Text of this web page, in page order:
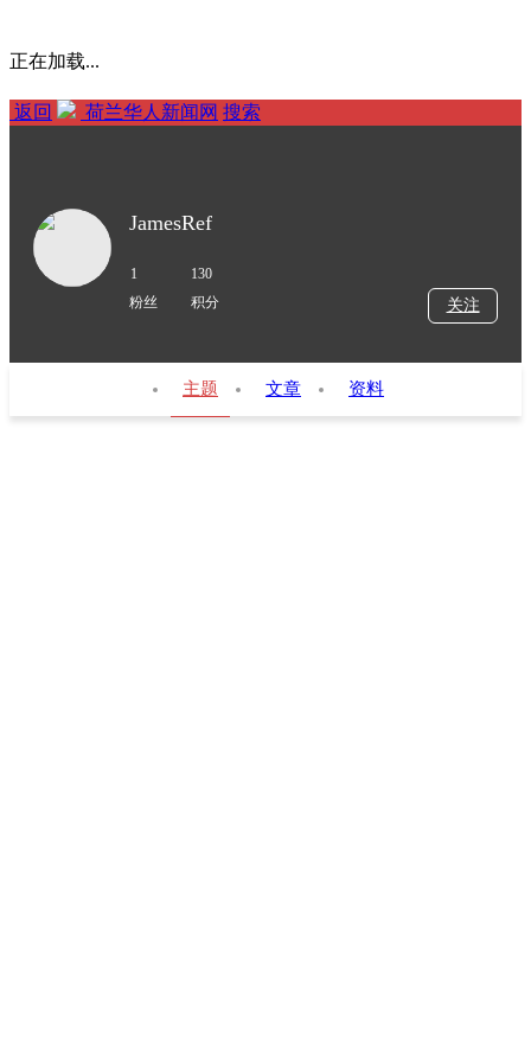
正在加载...
返回 荷兰华人新闻网 搜索
JamesRef
1
粉丝
130
积分
关注
主题 文章 资料